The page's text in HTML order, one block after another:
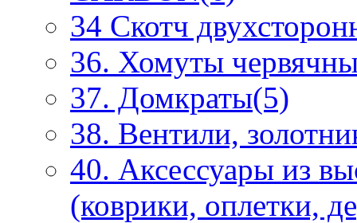
34 Скотч
36. Хомуты
37. Домкраты(5)
38. Вентили,
40. Аксессуары из
(коврики, оплетки,